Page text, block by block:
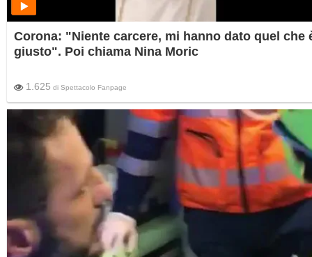
Corona: "Niente carcere, mi hanno dato quel che
giusto". Poi chiama Nina Moric
1.625 di Spettacolo Fanpage